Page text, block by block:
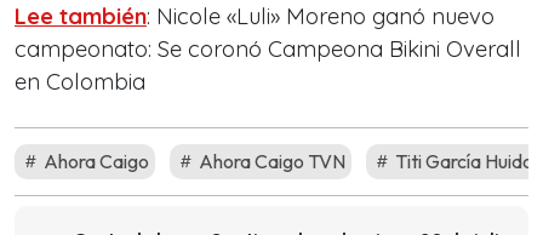
Lee también: Nicole «Luli» Moreno ganó nuevo
campeonato: Se coronó Campeona Bikini Overall
en Colombia
Ahora Caigo Ahora Caigo TVN Titi García